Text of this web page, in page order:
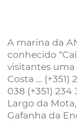
A marina da
conhecido
visitantes uma
Costa ... (+351)
038 (+351)
Largo da
Gafanha da